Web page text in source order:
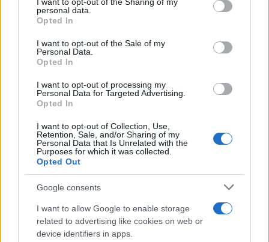
grant or deny consent to Google and its third-party tags to
use your data for below specified purposes in below Google
consent section.
personal data.
Opted In
I want to opt-out of the Sale of my
Personal Data.
Opted In
I want to opt-out of processing my
Personal Data for Targeted Advertising.
Opted In
I want to opt-out of Collection, Use,
Retention, Sale, and/or Sharing of my
Personal Data that Is Unrelated with the
Purposes for which it was collected.
Opted Out
Google consents
I want to allow Google to enable storage
related to advertising like cookies on web or
device identifiers in apps.
Ukradel je kosilnico več vrtnega orodja ter nekaj drugih
Poskus vloma – Celje
Na Opekarniški ulici v Celju je neznani storilec pokušal
vlomiti v dva avtomata z napitki in prehranskimi
izdelki. S poškodovanjem avtomatov je lastnikom
povzročil za dobrih 1.000 € škode.